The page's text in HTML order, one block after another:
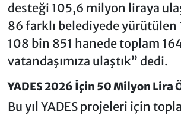
desteği 105,6 milyon liraya
86 farklı belediyede yürütülen
108 bin 851 hanede toplam
vatandaşımıza ulaştık” dedi.
YADES 2026 İçin 50 Milyon Lira
Bu yıl YADES projeleri için